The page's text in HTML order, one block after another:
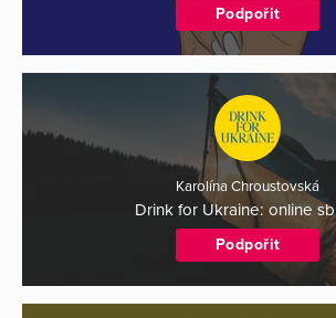
Podpořit
Karolína Chroustovská
Drink for Ukraine: online
Podpořit